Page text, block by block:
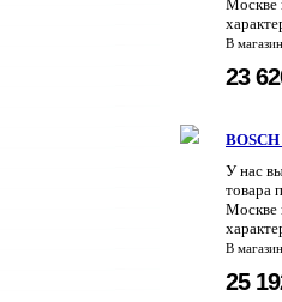
Москве
В
23
У нас
товара
Москве
В
25